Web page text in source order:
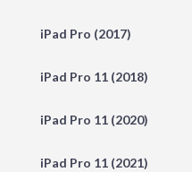
iPad Pro (2017)
iPad Pro 11 (2018)
iPad Pro 11 (2020)
iPad Pro 11 (2021)